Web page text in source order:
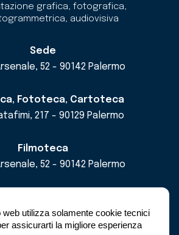
web utilizza solamente cookie tecnici
assicurarti la migliore esperienza
grafica, fotografica,
audiovisiva
Sede
52 - 90142 Palermo
Fototeca, Cartoteca
217 - 90129 Palermo
Filmoteca
52 - 90142 Palermo
cricdsicilia@pec.it